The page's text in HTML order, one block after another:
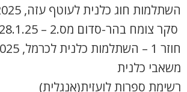
השתלמות חוג כלנית לעוטף עזה, 25.2.2025
סקר צומח בהר-סדום מס.2 – 28.1.25
חוזר 1 – השתלמות כלנית לכרמל, 21.1.2025
משאבי כלנית
רשימת ספרות לועזית(אנגלית)